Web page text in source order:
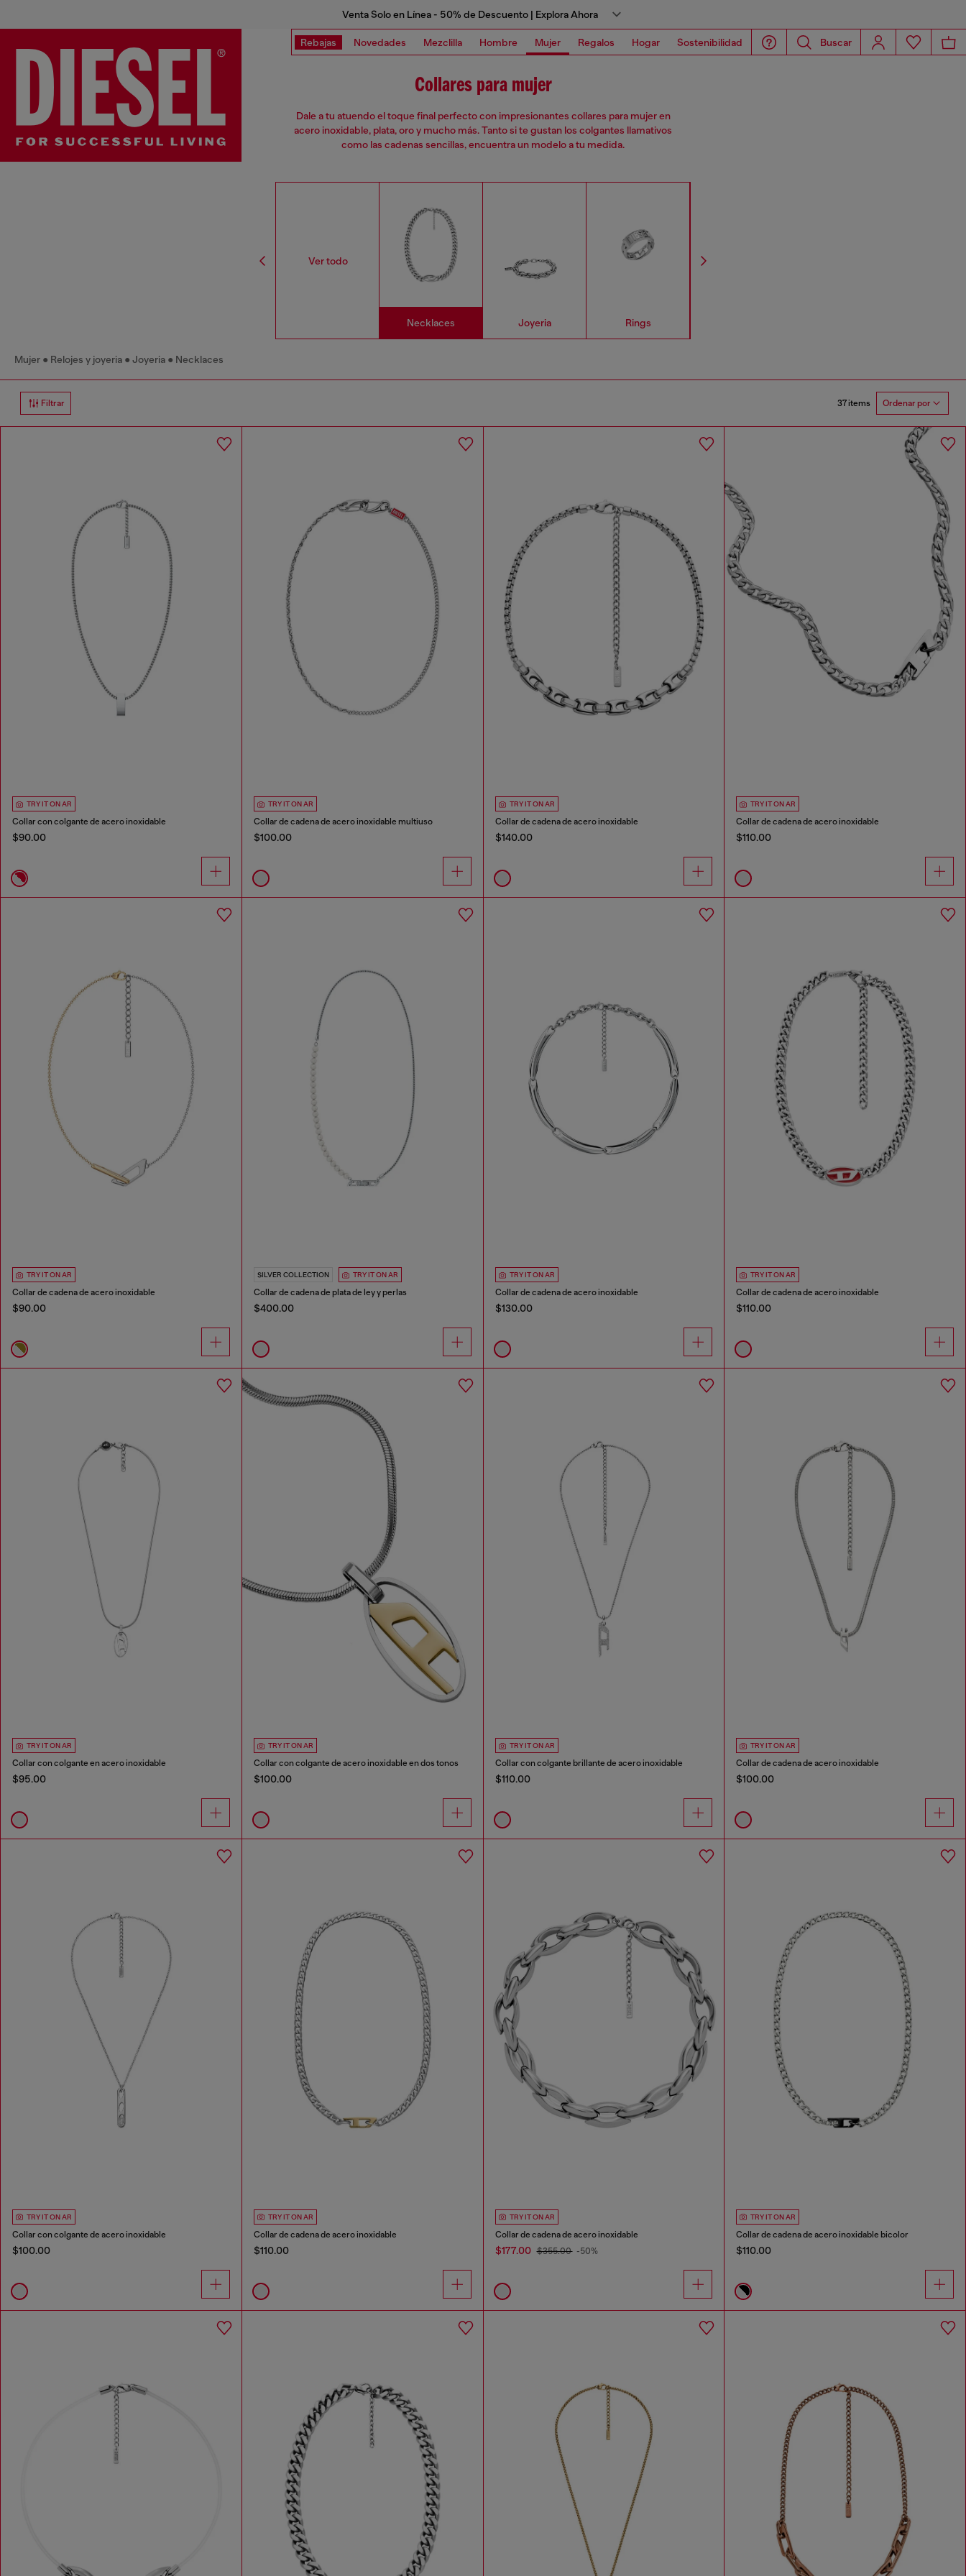
Venta Solo en Línea - 50% de Descuento | Explora Ahora
Rebajas Novedades Mezclilla Hombre Mujer Regalos Hogar Sostenibilidad Buscar
Collares para mujer
Dale a tu atuendo el toque final perfecto con impresionantes collares para mujer en
acero inoxidable, plata, oro y mucho más. Tanto si te gustan los colgantes llamativos
como las cadenas sencillas, encuentra un modelo a tu medida.
Ver todo
Necklaces Joyeria Rings
Mujer Relojes y joyeria Joyeria Necklaces
Filtrar 37 items Ordenar por
TRY IT ON AR
Collar con colgante de acero inoxidable
$90.00
TRY IT ON AR
Collar de cadena de acero inoxidable multiuso
$100.00
TRY IT ON AR
Collar de cadena de acero inoxidable
$140.00
TRY IT ON AR
Collar de cadena de acero inoxidable
$110.00
TRY IT ON AR
Collar de cadena de acero inoxidable
$90.00
SILVER COLLECTION TRY IT ON AR
Collar de cadena de plata de ley y perlas
$400.00
TRY IT ON AR
Collar de cadena de acero inoxidable
$130.00
TRY IT ON AR
Collar de cadena de acero inoxidable
$110.00
TRY IT ON AR
Collar con colgante en acero inoxidable
$95.00
TRY IT ON AR
Collar con colgante de acero inoxidable en dos tonos
$100.00
TRY IT ON AR
Collar con colgante brillante de acero inoxidable
$110.00
TRY IT ON AR
Collar de cadena de acero inoxidable
$100.00
TRY IT ON AR
Collar con colgante de acero inoxidable
$100.00
TRY IT ON AR
Collar de cadena de acero inoxidable
$110.00
TRY IT ON AR
Collar de cadena de acero inoxidable
$177.00 $355.00 -50%
TRY IT ON AR
Collar de cadena de acero inoxidable bicolor
$110.00